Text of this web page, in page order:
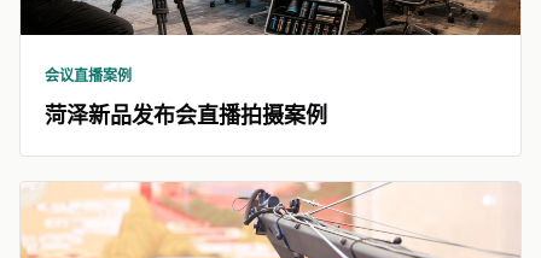
会议直播案例
菏泽新品发布会直播拍摄案例